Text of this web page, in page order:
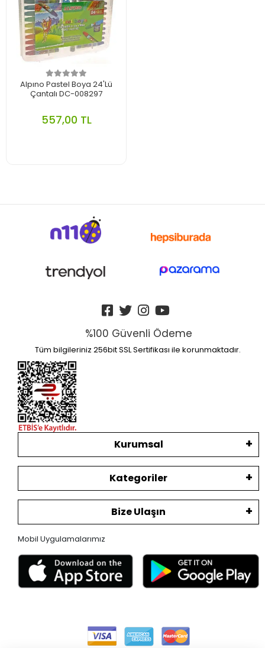
Alpıno Pastel Boya 24'Lü
Çantalı DC-008297
557,00 TL
%100 Güvenli Ödeme
Tüm bilgileriniz 256bit SSL Sertifikası ile korunmaktadır.
Kurumsal
Kategoriler
Bize Ulaşın
Mobil Uygulamalarımız